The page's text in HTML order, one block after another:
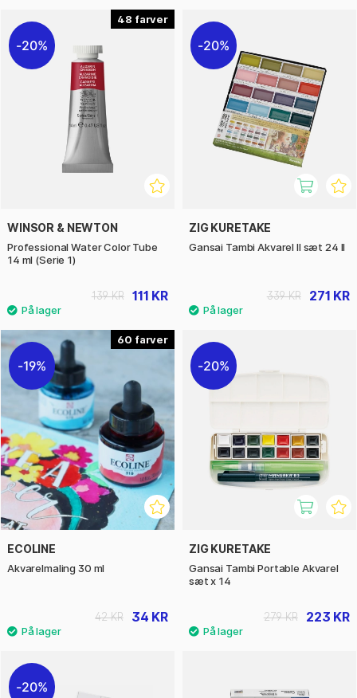
48
20%
WINSOR & NEWTON
Professional Water Color Tube
14 ml (Serie 1)
111 KR
139 KR
20%
ZIG KURETAKE
Gansai Tambi Akvarel II sæt 24 II
271 KR
339 KR
60
19%
ECOLINE
Akvarelmaling 30 ml
34 KR
42 KR
20%
ZIG KURETAKE
Gansai Tambi Portable Akvarel
sæt x 14
223 KR
279 KR
20%